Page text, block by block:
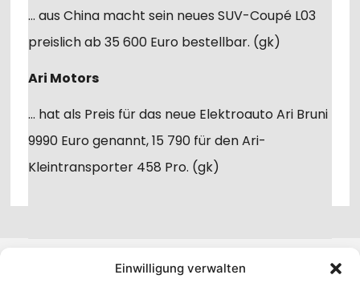
Einwilligung verwalten
… aus China macht sein neues SUV-Coupé L03
preislich ab 35 600 Euro bestellbar. (gk)
Ari Motors
… hat als Preis für das neue Elektroauto Ari Bruni
9990 Euro genannt, 15 790 für den Ari-
Kleintransporter 458 Pro. (gk)